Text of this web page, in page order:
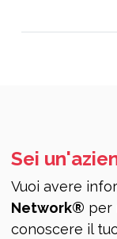
Sei
Vuoi avere
Network® per
conoscere il